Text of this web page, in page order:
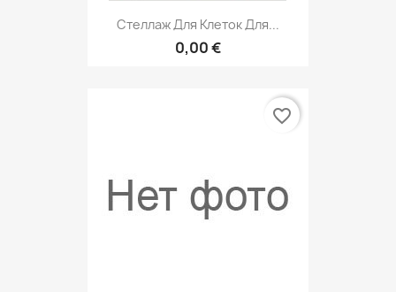
Стеллаж Для Клеток Для...
0,00 €
favorite_border